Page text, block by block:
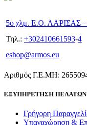
5ο χλμ. Ε.Ο. ΛΑΡΙΣΑΣ
Τηλ.: +302410661593-4
eshop@armos.eu
Αριθμός Γ.Ε.ΜΗ:
ΕΞΥΠΗΡΕΤΗΣΗ ΠΕΛΑΤΩΝ
Γρήγορη
Υπαναχώρηση &